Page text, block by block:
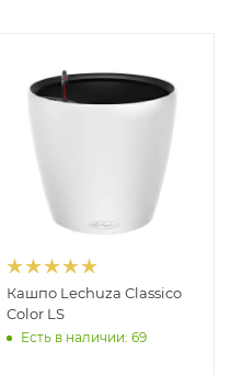
Кашпо Lechuza Classico
Color LS
Есть в наличии: 69